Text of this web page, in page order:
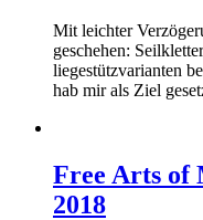
Mit leichter
geschehen:
liegestützvarianten
hab mir als Ziel
Free Arts of
2018